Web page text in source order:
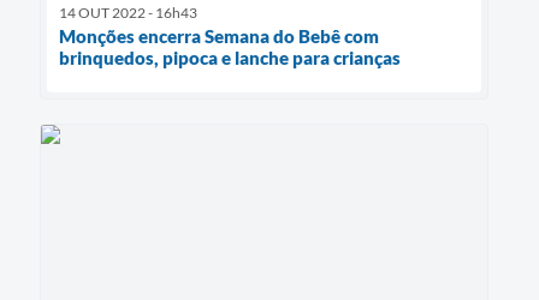
14 OUT 2022 - 16h43
Monções encerra Semana do Bebê com
brinquedos, pipoca e lanche para crianças